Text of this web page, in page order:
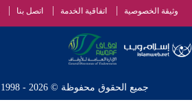
وثيقة الخصوصية اتفاقية الخدمة اتصل بنا
جميع الحقوق محفوظة © 2026 - 1998 لشبكة إسلام ويب